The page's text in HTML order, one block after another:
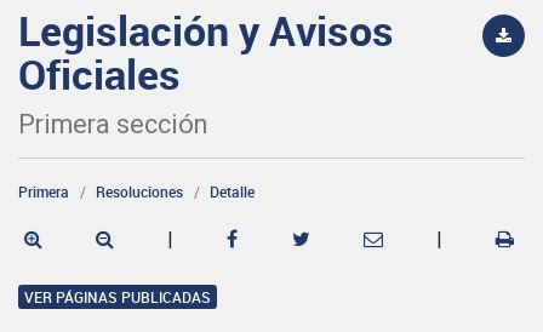
Legislación y Avisos
Oficiales
Primera sección
Primera Resoluciones Detalle
| |
VER PÁGINAS PUBLICADAS